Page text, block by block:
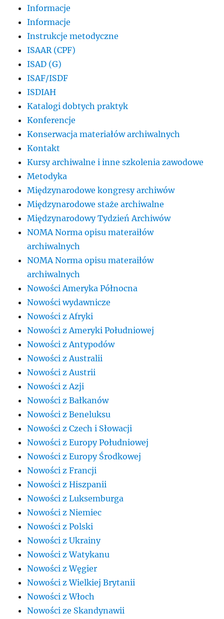
Informacje
Informacje
Instrukcje metodyczne
ISAAR (CPF)
ISAD (G)
ISAF/ISDF
ISDIAH
Katalogi dobtych praktyk
Konferencje
Konserwacja materiałów archiwalnych
Kontakt
Kursy archiwalne i inne szkolenia zawodowe
Metodyka
Międzynarodowe kongresy archiwów
Międzynarodowe staże archiwalne
Międzynarodowy Tydzień Archiwów
NOMA Norma opisu materaiłów
archiwalnych
NOMA Norma opisu materaiłów
archiwalnych
Nowości Ameryka Północna
Nowości wydawnicze
Nowości z Afryki
Nowości z Ameryki Południowej
Nowości z Antypodów
Nowości z Australii
Nowości z Austrii
Nowości z Azji
Nowości z Bałkanów
Nowości z Beneluksu
Nowości z Czech i Słowacji
Nowości z Europy Południowej
Nowości z Europy Środkowej
Nowości z Francji
Nowości z Hiszpanii
Nowości z Luksemburga
Nowości z Niemiec
Nowości z Polski
Nowości z Ukrainy
Nowości z Watykanu
Nowości z Węgier
Nowości z Wielkiej Brytanii
Nowości z Włoch
Nowości ze Skandynawii